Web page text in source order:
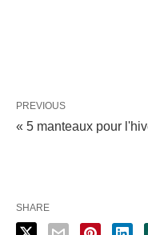
PREVIOUS
« 5 manteaux pour
SHARE